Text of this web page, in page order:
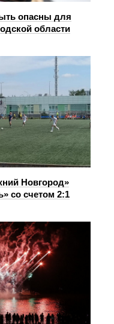
опасны для
области
Новгород»
со счетом 2:1